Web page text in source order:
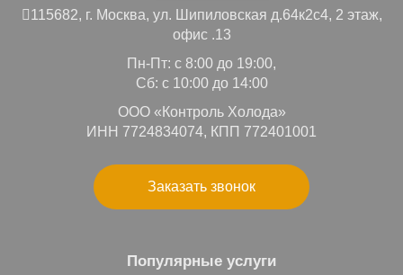
115682, г. Москва, ул. Шипиловская д.64к2с4, 2 этаж,
офис .13
Пн-Пт: с 8:00 до 19:00,
Сб: с 10:00 до 14:00
ООО «Контроль Холода»
ИНН 7724834074, КПП 772401001
Заказать звонок
Популярные услуги